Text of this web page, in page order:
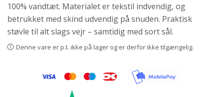
100% vandtæt. Materialet er tekstil indvendig, og
betrukket med skind udvendig på snuden. Praktisk
støvle til alt slags vejr – samtidig med sort sål.
Denne vare er p.t. ikke på lager og er derfor ikke tilgængelig.